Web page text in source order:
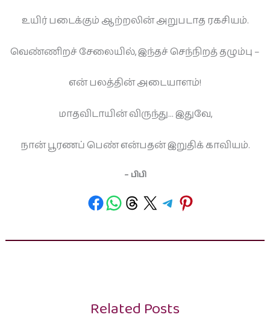
உயிர் படைக்கும் ஆற்றலின் அறுபடாத ரகசியம்.
வெண்ணிறச் சேலையில், இந்தச் செந்நிறத் தழும்பு –
என் பலத்தின் அடையாளம்!
மாதவிடாயின் விருந்து… இதுவே,
நான் பூரணப் பெண் என்பதன் இறுதிக் காவியம்.
– பிபி
Related Posts